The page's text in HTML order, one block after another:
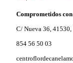
Comprometidos
C/ Nueva 36,
854 56 50 03